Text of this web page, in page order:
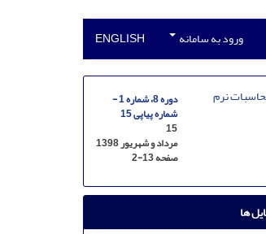
ورود به سامانه ENGLISH
دوره 8، شماره 1 -
شماره پیاپی 15
15
مرداد و شهریور 1398
صفحه2-13
ها